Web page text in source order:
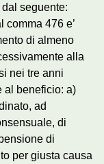
dal seguente:
comma 476 e’
di almeno
alla
nei tre anni
al beneficio: a)
ad
di
di
per giusta causa